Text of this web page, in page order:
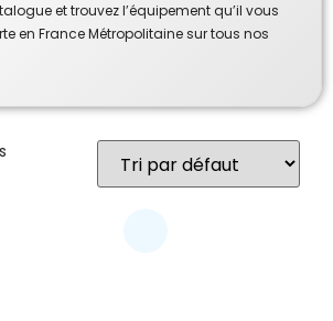
et trouvez l’équipement qu’il vous
en France Métropolitaine sur tous nos